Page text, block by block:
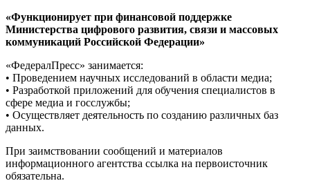
«Функционирует при финансовой поддержке
Министерства цифрового развития, связи и массовых
коммуникаций Российской Федерации»
«ФедералПресс» занимается:
• Проведением научных исследований в области медиа;
• Разработкой приложений для обучения специалистов в
сфере медиа и госслужбы;
• Осуществляет деятельность по созданию различных баз
данных.
При заимствовании сообщений и материалов
информационного агентства ссылка на первоисточник
обязательна.